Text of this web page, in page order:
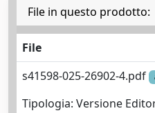
File in questo prodotto:
File
s41598-025-26902-4.pdf
Tipologia: Versione